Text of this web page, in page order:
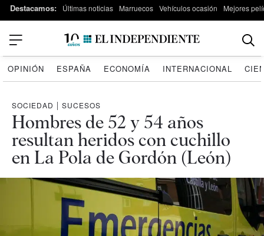
Destacamos: Últimas noticias Marruecos Vehículos ocasión Mejores
OPINIÓN ESPAÑA ECONOMÍA INTERNACIONAL
SOCIEDAD | SUCESOS
Hombres de 52 y 54 años
resultan heridos con cuchillo
en La Pola de Gordón (León)